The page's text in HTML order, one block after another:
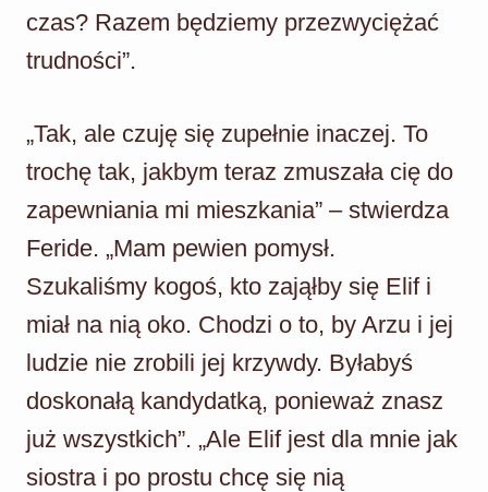
czas? Razem będziemy przezwyciężać
trudności”.
„Tak, ale czuję się zupełnie inaczej. To
trochę tak, jakbym teraz zmuszała cię do
zapewniania mi mieszkania” – stwierdza
Feride. „Mam pewien pomysł.
Szukaliśmy kogoś, kto zająłby się Elif i
miał na nią oko. Chodzi o to, by Arzu i jej
ludzie nie zrobili jej krzywdy. Byłabyś
doskonałą kandydatką, ponieważ znasz
już wszystkich”. „Ale Elif jest dla mnie jak
siostra i po prostu chcę się nią